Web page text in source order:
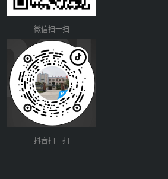
微信扫一扫
抖音扫一扫